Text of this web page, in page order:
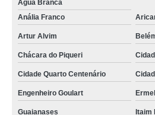
Água Branca
Anália Franco
Artur Alvim
Chácara do Piqueri
Cidade Quarto Centenário
Engenheiro Goulart
Guaianases Itaim